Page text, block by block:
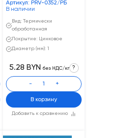
Артикул: PRV-0352/РБ
В наличии
Вид: Термически
обработанная
Покрытие: Цинковое
Диаметр (мм): 1
Добавить к сравнению
5.28 BYN без НДС/кг ?
- +
В корзину